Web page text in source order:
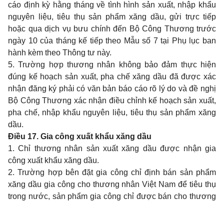
cáo định kỳ hằng tháng về tình hình sản xuất, nhập khẩu
nguyên liệu, tiêu thụ sản phẩm xăng dầu, gửi trực tiếp
hoặc qua dịch vụ bưu chính đến Bộ Công Thương trước
ngày 10 của tháng kế tiếp theo Mẫu số 7 tại Phụ lục ban
hành kèm theo Thông tư này.
5. Trường hợp thương nhân không bảo đảm thực hiện
đúng kế hoạch sản xuất, pha chế xăng dầu đã được xác
nhận đăng ký phải có văn bản báo cáo rõ lý do và đề nghị
Bộ Công Thương xác nhận điều chỉnh kế hoạch sản xuất,
pha chế, nhập khẩu nguyên liệu, tiêu thụ sản phẩm xăng
dầu.
Điều 17. Gia công xuất khẩu xăng dầu
1. Chỉ thương nhân sản xuất xăng dầu được nhận gia
công xuất khẩu xăng dầu.
2. Trường hợp bên đặt gia công chỉ định bán sản phẩm
xăng dầu gia công cho thương nhân Việt Nam để tiêu thụ
trong nước, sản phẩm gia công chỉ được bán cho thương